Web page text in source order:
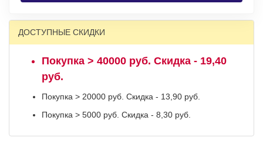
ДОСТУПНЫЕ СКИДКИ
Покупка > 40000 руб. Скидка - 19,40
руб.
Покупка > 20000 руб. Скидка - 13,90 руб.
Покупка > 5000 руб. Скидка - 8,30 руб.